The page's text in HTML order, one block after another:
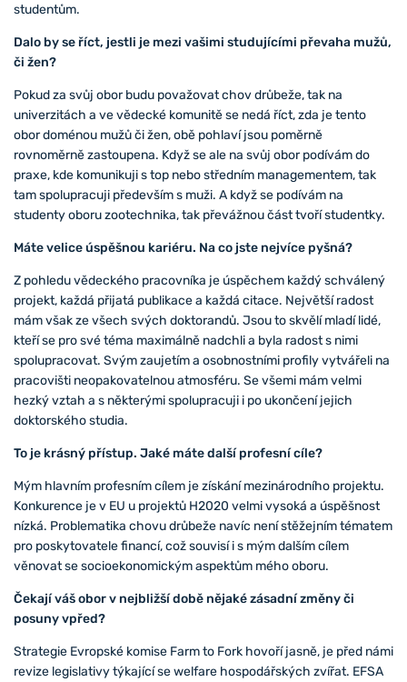
studentům.
Dalo by se říct, jestli je mezi vašimi studujícími převaha mužů,
či žen?
Pokud za svůj obor budu považovat chov drůbeže, tak na
univerzitách a ve vědecké komunitě se nedá říct, zda je tento
obor doménou mužů či žen, obě pohlaví jsou poměrně
rovnoměrně zastoupena. Když se ale na svůj obor podívám do
praxe, kde komunikuji s top nebo středním managementem, tak
tam spolupracuji především s muži. A když se podívám na
studenty oboru zootechnika, tak převážnou část tvoří studentky.
Máte velice úspěšnou kariéru. Na co jste nejvíce pyšná?
Z pohledu vědeckého pracovníka je úspěchem každý schválený
projekt, každá přijatá publikace a každá citace. Největší radost
mám však ze všech svých doktorandů. Jsou to skvělí mladí lidé,
kteří se pro své téma maximálně nadchli a byla radost s nimi
spolupracovat. Svým zaujetím a osobnostními profily vytvářeli na
pracovišti neopakovatelnou atmosféru. Se všemi mám velmi
hezký vztah a s některými spolupracuji i po ukončení jejich
doktorského studia.
To je krásný přístup. Jaké máte další profesní cíle?
Mým hlavním profesním cílem je získání mezinárodního projektu.
Konkurence je v EU u projektů H2020 velmi vysoká a úspěšnost
nízká. Problematika chovu drůbeže navíc není stěžejním tématem
pro poskytovatele financí, což souvisí i s mým dalším cílem
věnovat se socioekonomickým aspektům mého oboru.
Čekají váš obor v nejbližší době nějaké zásadní změny či
posuny vpřed?
Strategie Evropské komise Farm to Fork hovoří jasně, je před námi
revize legislativy týkající se welfare hospodářských zvířat. EFSA